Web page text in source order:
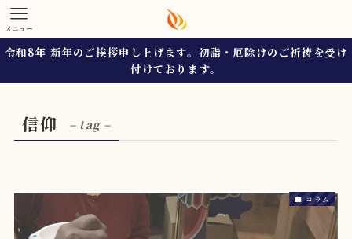
メニュー
令和8年 新年のご挨拶申し上げます。初詣・厄除けのご祈祷を受け
付けております。
信仰 – tag –
コラム